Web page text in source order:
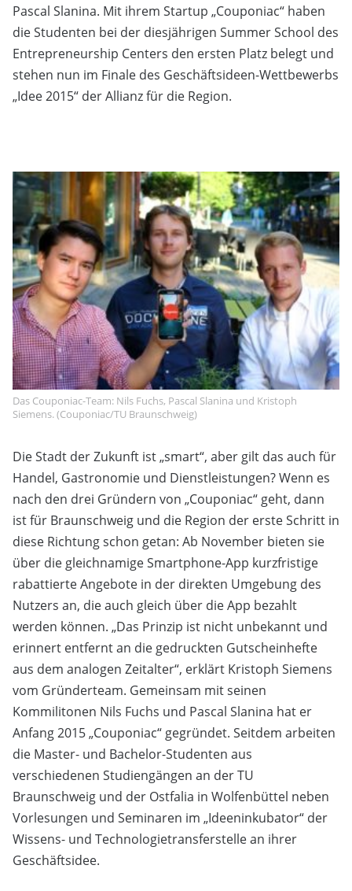
Pascal Slanina. Mit ihrem Startup „Couponiac“ haben
die Studenten bei der diesjährigen Summer School des
Entrepreneurship Centers den ersten Platz belegt und
stehen nun im Finale des Geschäftsideen-Wettbewerbs
„Idee 2015“ der Allianz für die Region.
Das Couponiac-Team: Nils Fuchs, Pascal Slanina und Kristoph
Siemens. (Couponiac/TU Braunschweig)
Die Stadt der Zukunft ist „smart“, aber gilt das auch für
Handel, Gastronomie und Dienstleistungen? Wenn es
nach den drei Gründern von „Couponiac“ geht, dann
ist für Braunschweig und die Region der erste Schritt in
diese Richtung schon getan: Ab November bieten sie
über die gleichnamige Smartphone-App kurzfristige
rabattierte Angebote in der direkten Umgebung des
Nutzers an, die auch gleich über die App bezahlt
werden können. „Das Prinzip ist nicht unbekannt und
erinnert entfernt an die gedruckten Gutscheinhefte
aus dem analogen Zeitalter“, erklärt Kristoph Siemens
vom Gründerteam. Gemeinsam mit seinen
Kommilitonen Nils Fuchs und Pascal Slanina hat er
Anfang 2015 „Couponiac“ gegründet. Seitdem arbeiten
die Master- und Bachelor-Studenten aus
verschiedenen Studiengängen an der TU
Braunschweig und der Ostfalia in Wolfenbüttel neben
Vorlesungen und Seminaren im „Ideeninkubator“ der
Wissens- und Technologietransferstelle an ihrer
Geschäftsidee.